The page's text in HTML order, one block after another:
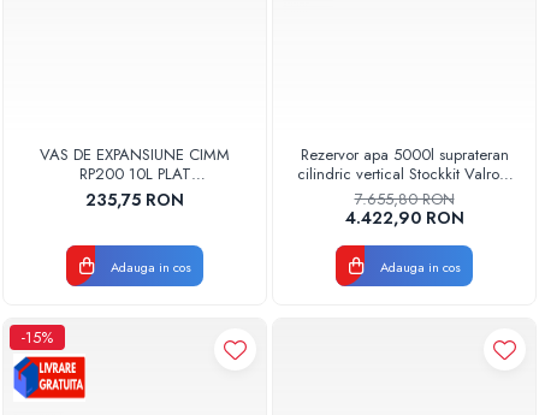
VAS DE EXPANSIUNE CIMM
RP200 10L PLAT
DREPTUNGHIULAR CM9110
235,75 RON
Adauga in cos
Rezervor apa 5000l suprateran
cilindric vertical Stockkit Valrom
49020150000
7.655,80 RON
4.422,90 RON
Adauga in cos
-15%